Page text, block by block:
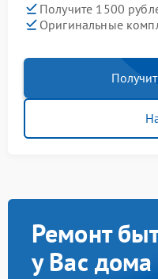
Получите 1500
Оригинальные
Ремонт
у Вас дома